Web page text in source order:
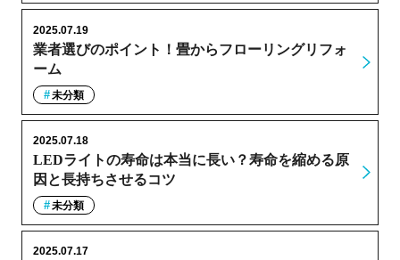
業者選びのポイント！畳からフローリングリフォ
ーム
2025.07.19
未分類
LEDライトの寿命は本当に長い？寿命を縮める原
因と長持ちさせるコツ
2025.07.18
未分類
2025.07.17